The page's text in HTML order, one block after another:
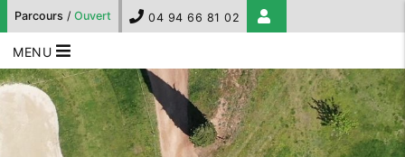
Parcours / Ouvert 04 94 66 81 02
MENU